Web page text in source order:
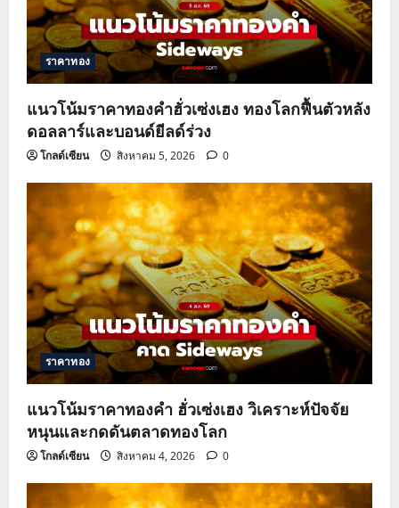
ราคาทอง
แนวโน้มราคาทองคำฮั่วเซ่งเฮง ทองโลกฟื้นตัวหลัง
ดอลลาร์และบอนด์ยีลด์ร่วง
โกลด์เซียน สิงหาคม 5, 2026 0
ราคาทอง
แนวโน้มราคาทองคำ ฮั่วเซ่งเฮง วิเคราะห์ปัจจัย
หนุนและกดดันตลาดทองโลก
โกลด์เซียน สิงหาคม 4, 2026 0